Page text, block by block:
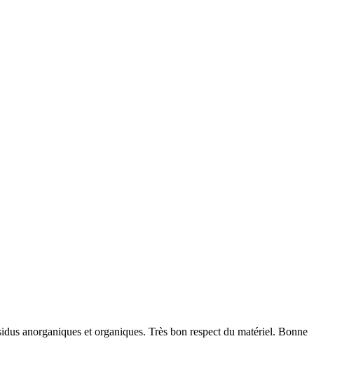
anorganiques et organiques. Très bon respect du matériel. Bonne